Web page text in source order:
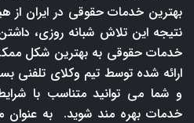
بهترین خدمات حقوقی در ایران از
نتیجه این تلاش شبانه روزی،
خدمات حقوقی به بهترین شکل
ارائه شده توسط تیم وکلای تلفنی
و شما می توانید متناسب با
خدمات بهره مند شوید. به عنوان